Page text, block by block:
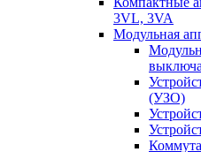
3VL, 3VA
Модульная
(УЗО)